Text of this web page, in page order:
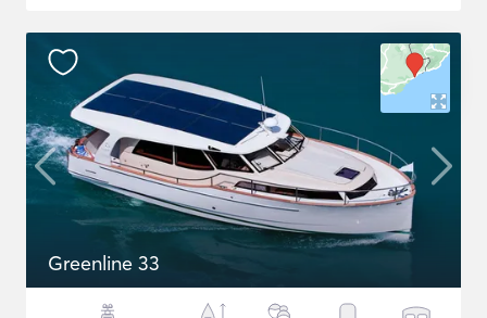
Greenline 33